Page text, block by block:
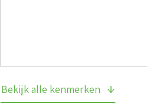
Bekijk alle kenmerken